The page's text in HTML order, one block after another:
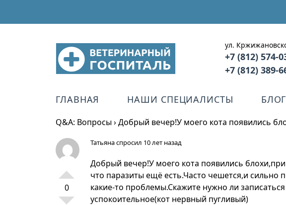
ул.
+7 (812) 574-
+7 (812) 389-
ГЛАВНАЯ НАШИ СПЕЦИАЛИСТЫ БЛОГ
Q&A: Вопросы›Добрый вечер!У моего кота появились
0
Татьянаспросил 10 лет назад
Добрый вечер!У моего кота появились
что паразиты ещё есть.Часто чешется,и
какие-то проблемы.Скажите нужно ли
успокоительное(кот нервный пугливый)